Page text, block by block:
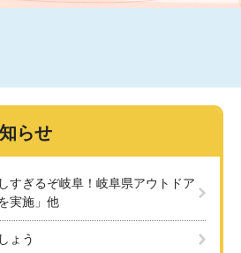
らせ
すぎるぞ岐阜！岐阜県アウトドア
実施」他
ょう